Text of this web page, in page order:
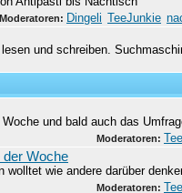
Moderatoren: Dingeli TeeJunkie
und schreiben.
und bald auch das
Moderatoren:
Woche
wie andere darüber
Moderatoren: